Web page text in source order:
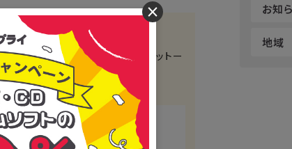
社。『感動を循環させよう』をモットー
お知
地域
×